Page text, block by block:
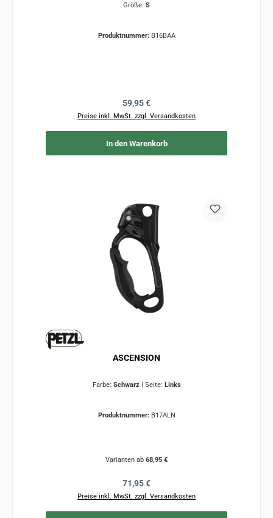
Größe: S
Produktnummer: B16BAA
Regulärer Preis:
59,95 €
Preise inkl. MwSt. zzgl. Versandkosten
In den Warenkorb
ASCENSION
Farbe: Schwarz Seite: Links
Produktnummer: B17ALN
Varianten ab 68,95 €
Regulärer Preis:
71,95 €
Preise inkl. MwSt. zzgl. Versandkosten